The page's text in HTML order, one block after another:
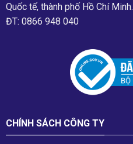
Quốc tế, thành phố Hồ Chí Minh.
ĐT: 0866 948 040
CHÍNH SÁCH CÔNG TY